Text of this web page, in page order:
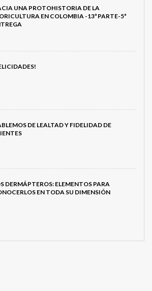
UNA PROTOHISTORIA DE LA
EN COLOMBIA -13ª PARTE-5ª
DE LEALTAD Y FIDELIDAD DE
DERMÁPTEROS: ELEMENTOS PARA
EN TODA SU DIMENSIÓN